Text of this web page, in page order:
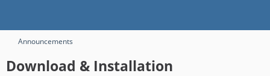
Announcements
Download & Installation